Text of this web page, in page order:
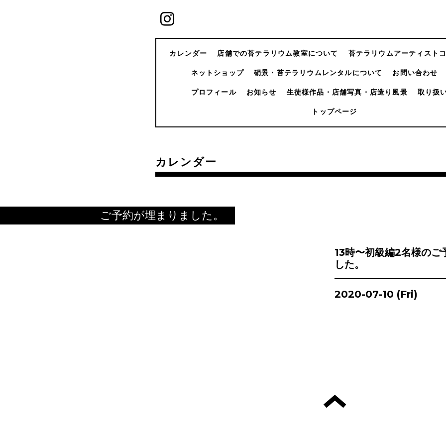
カレンダー 店舗での苔テラリウム教室について 苔テラリウムアーティスト
ネットショップ 硝景・苔テラリウムレンタルについて お問い合わせ
プロフィール お知らせ 生徒様作品・店舗写真・店造り風景 取り扱
トップページ
カレンダー
ご予約が埋まりました。
13時〜初級編2名様のご
した。
2020-07-10 (Fri)